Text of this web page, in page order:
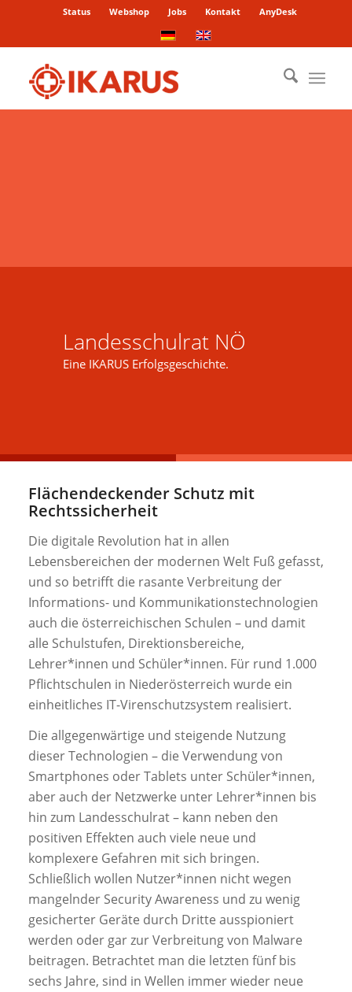
Status Webshop Jobs Kontakt AnyDesk
Landesschulrat NÖ
Eine IKARUS Erfolgsgeschichte.
Flächendeckender Schutz mit
Rechtssicherheit
Die digitale Revolution hat in allen
Lebensbereichen der modernen Welt Fuß gefasst,
und so betrifft die rasante Verbreitung der
Informations- und Kommunikationstechnologien
auch die österreichischen Schulen – und damit
alle Schulstufen, Direktionsbereiche,
Lehrer*innen und Schüler*innen. Für rund 1.000
Pflichtschulen in Niederösterreich wurde ein
einheitliches IT-Virenschutzsystem realisiert.
Die allgegenwärtige und steigende Nutzung
dieser Technologien – die Verwendung von
Smartphones oder Tablets unter Schüler*innen,
aber auch der Netzwerke unter Lehrer*innen bis
hin zum Landesschulrat – kann neben den
positiven Effekten auch viele neue und
komplexere Gefahren mit sich bringen.
Schließlich wollen Nutzer*innen nicht wegen
mangelnder Security Awareness und zu wenig
gesicherter Geräte durch Dritte ausspioniert
werden oder gar zur Verbreitung von Malware
beitragen. Betrachtet man die letzten fünf bis
sechs Jahre, sind in Wellen immer wieder neue